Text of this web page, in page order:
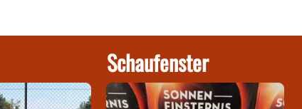
Schaufenster